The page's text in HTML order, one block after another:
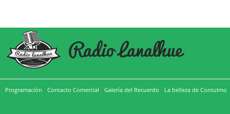
Programación Contacto Comercial Galería del Recuerdo La belleza de Contulmo